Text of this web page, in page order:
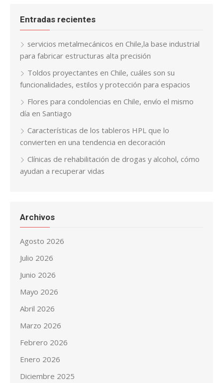
Entradas recientes
servicios metalmecánicos en Chile,la base industrial
para fabricar estructuras alta precisión
Toldos proyectantes en Chile, cuáles son su
funcionalidades, estilos y protección para espacios
Flores para condolencias en Chile, envío el mismo
día en Santiago
Características de los tableros HPL que lo
convierten en una tendencia en decoración
Clínicas de rehabilitación de drogas y alcohol, cómo
ayudan a recuperar vidas
Archivos
Agosto 2026
Julio 2026
Junio 2026
Mayo 2026
Abril 2026
Marzo 2026
Febrero 2026
Enero 2026
Diciembre 2025